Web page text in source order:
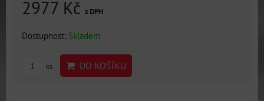
2977 Kč s DPH
Dostupnost: Skladem
ks DO KOŠÍKU